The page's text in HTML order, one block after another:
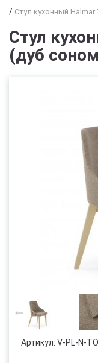
/ Стул кухонный
Стул
(дуб
Артикул: V-PL-N-